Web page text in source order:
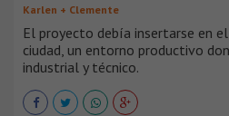
Karlen + Clemente
El proyecto debía insertarse en
ciudad, un entorno productivo
industrial y técnico.